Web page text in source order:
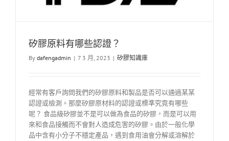
矽膠原料有哪些認證？
By dafengadmin | 7 3 月, 2023 | 矽膠知識庫
經常有客戶詢問我們的矽膠原料和製品是否可以通過某某
認證或檢測。那麼矽膠原材料的認證或標準究竟有哪些
呢？ 食品級矽膠並不是可以做為食品的矽膠，而是可以用
來和食品接觸而不會對人造成危害的矽膠。由於一般化學
品中含有小分子不穩定產品，遇到食用油會分解或溶解於